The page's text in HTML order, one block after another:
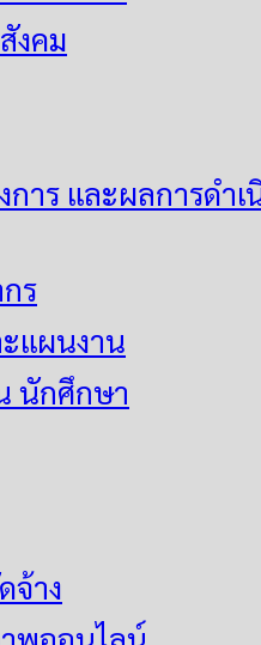
งคม
าร และผลการดำเ
ร
แผนงาน
นักศึกษา
จ้าง